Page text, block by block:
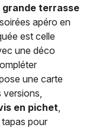
grande terrasse
apéro en
est celle
une déco
une carte
versions,
en pichet,
pour